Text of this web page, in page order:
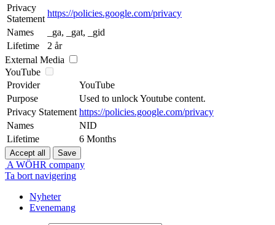
Privacy
Statement
https://policies.google.com/privacy
Names
_ga, _gat, _gid
Lifetime
2 år
External Media
YouTube
Provider
YouTube
Purpose
Used to unlock Youtube content.
Privacy Statement https://policies.google.com/privacy
Names
NID
Lifetime
6 Months
A WÖHR company
Ta bort navigering
Nyheter
Evenemang